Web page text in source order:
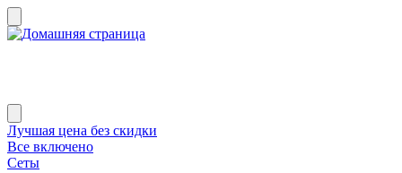
Лучшая цена без скидки
Все включено
Сеты